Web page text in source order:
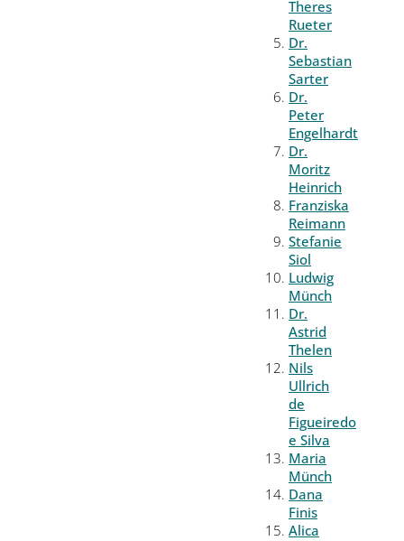
Theres
Rueter
Dr.
Sebastian
Sarter
Dr.
Peter
Engelhardt
Dr.
Moritz
Heinrich
Franziska
Reimann
Stefanie
Siol
Ludwig
Münch
Dr.
Astrid
Thelen
Nils
Ullrich
de
Figueiredo
e Silva
Maria
Münch
Dana
Finis
Alica